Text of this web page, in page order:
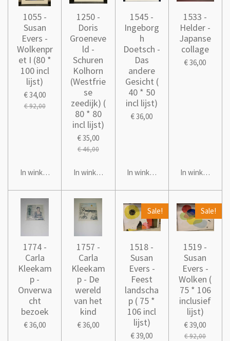
1055 -
Susan
Evers -
Wolkenpr
et I (80 *
100 incl
lijst)
€ 34,00
€ 92,00
In winkelwagen
1250 -
Doris
Groeneve
ld -
Schuren
Kolhorn
(Westfrie
se
zeedijk) (
80 * 80
incl lijst)
€ 35,00
€ 46,00
In winkelwagen
1545 -
Ingeborg
h
Doetsch -
Das
andere
Gesicht (
40 * 50
incl lijst)
€ 36,00
In winkelwagen
1533 -
Helder -
Japanse
collage
€ 36,00
In winkelwagen
1774 -
Carla
Kleekam
p -
Onverwa
cht
bezoek
€ 36,00
1757 -
Carla
Kleekam
p - De
wereld
van het
kind
€ 36,00
Sale!
1518 -
Susan
Evers -
Feest
landscha
p ( 75 *
106 incl
lijst)
€ 39,00
Sale!
1519 -
Susan
Evers -
Wolken (
75 * 106
inclusief
lijst)
€ 39,00
€ 92,00